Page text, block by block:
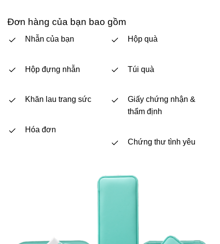
Đơn hàng của bạn bao gồm
Nhẫn của bạn
Hộp đựng nhẫn
Khăn lau trang sức
Hóa đơn
Hộp quà
Túi quà
Giấy chứng nhận &
thẩm định
Chứng thư tình yêu